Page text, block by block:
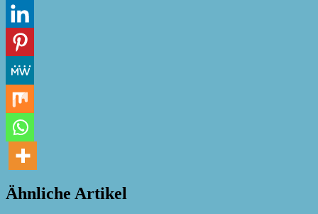
Ähnliche Artikel